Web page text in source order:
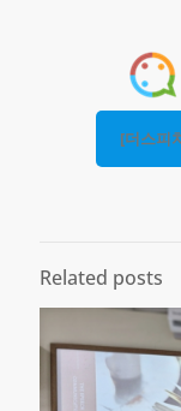
[더스피
Related posts